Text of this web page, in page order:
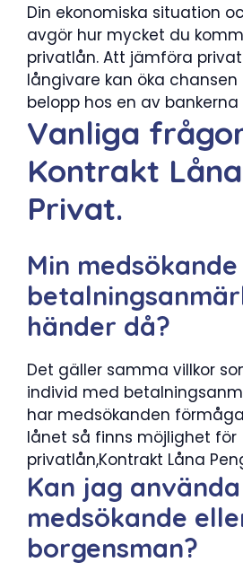
Din ekonomiska situation
avgör hur mycket du
privatlån. Att jämföra
långivare kan öka
belopp hos en av
Vanliga
Kontrakt
Privat.
Min
händer då?
Det gäller samma villkor
individ med
har medsökanden
lånet så finns möjlighet för
privatlån,Kontrakt Låna
Kan jag
medsökande
borgensman?